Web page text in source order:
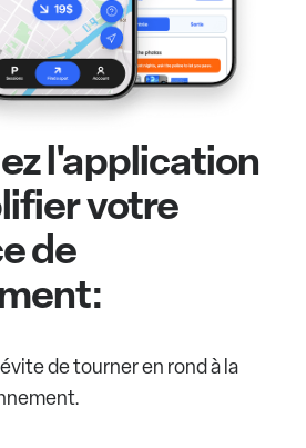
l'application
votre
de
de tourner en rond à la